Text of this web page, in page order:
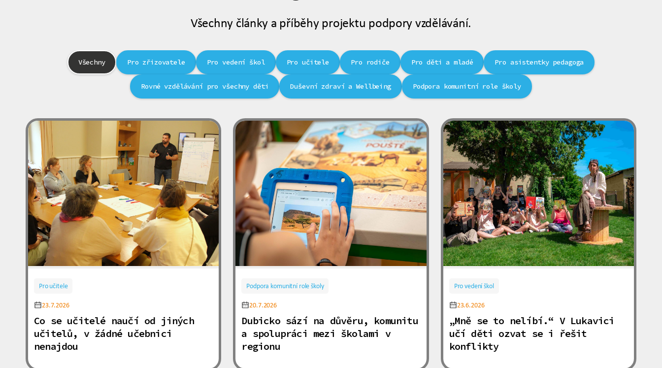
Všechny články a příběhy projektu podpory vzdělávání.
Všechny Pro zřizovatele Pro vedení škol Pro učitele Pro rodiče Pro děti a mladé Pro asistentky pedagoga
Rovné vzdělávání pro všechny děti Duševní zdraví a Wellbeing Podpora komunitní role školy
Pro učitele
23.7.2026
Co se učitelé naučí od jiných
učitelů, v žádné učebnici
nenajdou
Podpora komunitní role školy
20.7.2026
Dubicko sází na důvěru, komunitu
a spolupráci mezi školami v
regionu
Pro vedení škol
23.6.2026
„Mně se to nelíbí.“ V Lukavici
učí děti ozvat se i řešit
konflikty